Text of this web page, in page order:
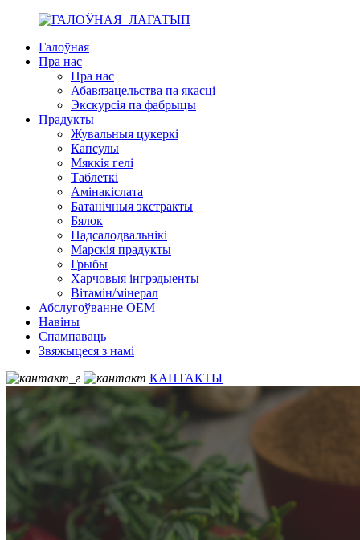
Галоўная
Пра нас
Пра нас
Абавязацельства па якасці
Экскурсія па фабрыцы
Прадукты
Жувальныя цукеркі
Капсулы
Мяккія гелі
Таблеткі
Амінакіслата
Батанічныя экстракты
Бялок
Падсалодвальнікі
Марскія прадукты
Грыбы
Харчовыя інгрэдыенты
Вітамін/мінерал
Абслугоўванне OEM
Навіны
Спампаваць
Звяжыцеся з намі
КАНТАКТЫ